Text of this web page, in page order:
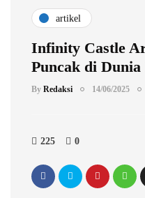
artikel
Infinity Castle
Puncak di Dunia
By Redaksi 14/06/2025
225 0